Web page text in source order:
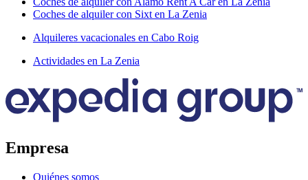
Coches de alquiler con Sixt en La Zenia
Alquileres vacacionales en Cabo Roig
Actividades en La Zenia
Empresa
Quiénes somos